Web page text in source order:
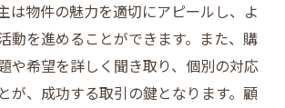
は物件の魅力を適切にアピールし、よ
動を進めることができます。また、購
や希望を詳しく聞き取り、個別の対応
が、成功する取引の鍵となります。顧